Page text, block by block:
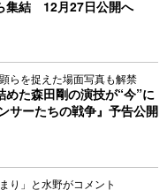
集結 12月27日公開へ
らを捉えた場面写真も解禁
めた森田剛の演技が“今”に
サーたちの戦争』予告公開
り」と水野がコメント